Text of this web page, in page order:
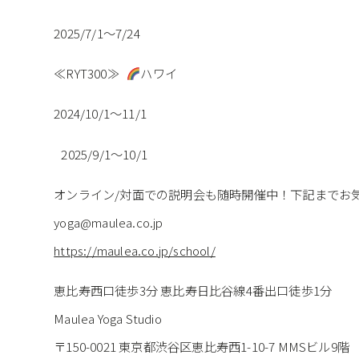
2025/7/1〜7/24
≪RYT300≫ ハワイ
2024/10/1～11/1
2025/9/1〜10/1
オンライン/対面での説明会も随時開催中！下記までお
yoga@maulea.co.jp
https://maulea.co.jp/school/
恵比寿西口徒歩3分 恵比寿日比谷線4番出口徒歩1分
Maulea Yoga Studio
〒150-0021 東京都渋谷区恵比寿西1-10-7 MMSビル9階